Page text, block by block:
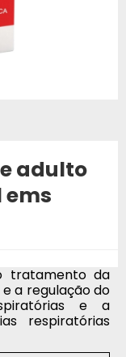
adulto
ems
tratamento da
a regulação do
e a
respiratórias